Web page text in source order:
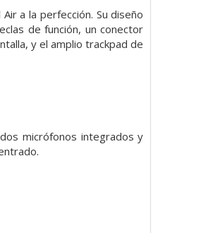
a la perfección. Su diseño
de función, un conector
y el amplio trackpad de
micrófonos integrados y